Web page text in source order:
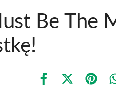
Be The
Share
Share Share